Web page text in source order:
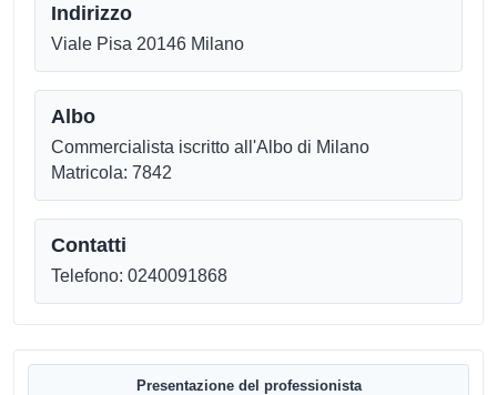
Indirizzo
Viale Pisa 20146 Milano
Albo
Commercialista iscritto all'Albo di Milano
Matricola: 7842
Contatti
Telefono: 0240091868
Presentazione del professionista